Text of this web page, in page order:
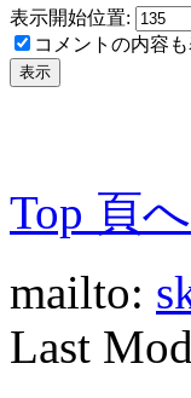
表示開始位置:
コメントの内容
Top 頁へ
mailto:
Last